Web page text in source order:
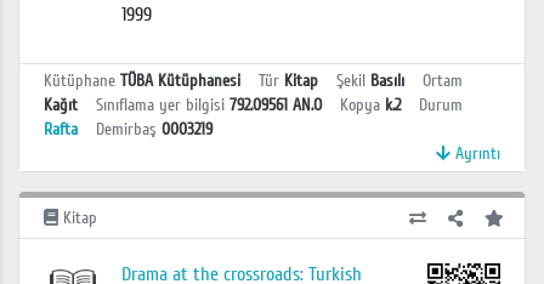
1999
Kütüphane TÜBA Kütüphanesi Tür Kitap Şekil Basılı
Ortam
Kağıt
Sınıflama yer bilgisi 792.09561 AN.O Kopya k.2
Durum
Rafta
Demirbaş 0003219
Ayrıntı
Kitap
Drama at the crossroads: Turkish